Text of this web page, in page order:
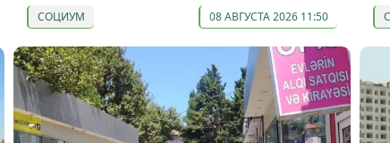
СОЦИУМ 08 АВГУСТА 2026 11:50